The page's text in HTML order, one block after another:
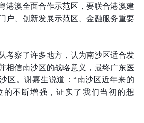
港澳全面合作示范区，要联合港澳建
户、创新发展示范区、金融服务重要
考察了许多地方，认为南沙区适合发
相信南沙区的战略意义，最终广东医
区。谢嘉生说道：“南沙区近年来的
的不断增强，证实了我们当初的想